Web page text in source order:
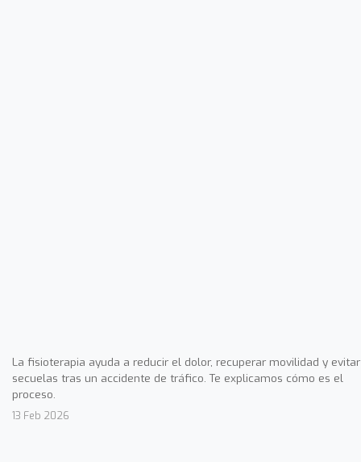
La fisioterapia ayuda a reducir el dolor, recuperar movilidad y evitar
secuelas tras un accidente de tráfico. Te explicamos cómo es el
proceso.
13 Feb 2026